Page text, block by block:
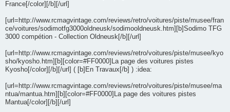
France[/color][/b][/url]
[url=http://www.rcmagvintage.com/reviews/retro/voitures/piste/musee/fran
ce/voitures/sodimotfg3000oldneusk/sodimooldneusk.htm][b]Sodimo TFG
3000 compétion - Collection Oldneusk[/b][/url]
[url=http://www.rcmagvintage.com/reviews/retro/voitures/piste/musee/kyo
sho/kyosho.htm][b][color=#FF0000]La page des voitures pistes
Kyosho[/color][/b][/url] ( [b]En Travaux[/b] ) :idea:
[url=http://www.rcmagvintage.com/reviews/retro/voitures/piste/musee/ma
ntua/mantua.htm][b][color=#FF0000]La page des voitures pistes
Mantua[/color][/b][/url]